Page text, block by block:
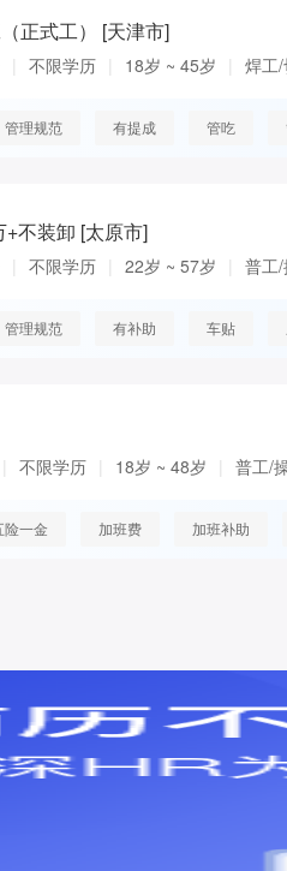
正式工） [天津市]
不限学历 18岁 ~ 45岁 焊工
管理规范 有提成 管吃
不装卸 [太原市]
不限学历 22岁 ~ 57岁 普工
管理规范 有补助 车贴
不限学历 18岁 ~ 48岁 普工/
险一金 加班费 加班补助